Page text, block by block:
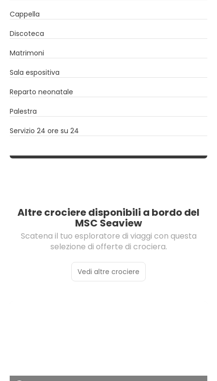
Cappella
Discoteca
Matrimoni
Sala espositiva
Reparto neonatale
Palestra
Servizio 24 ore su 24
Altre crociere disponibili a bordo del
MSC Seaview
Scatena il tuo esploratore di viaggi con questa
selezione di offerte di crociera.
Vedi altre crociere